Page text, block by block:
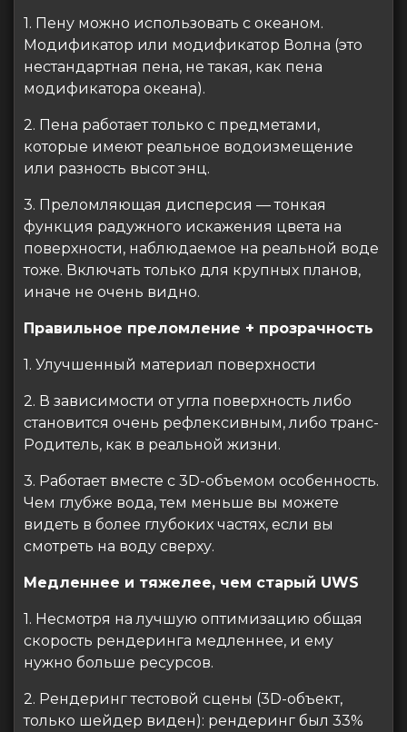
1. Пену можно использовать с океаном.
Модификатор или модификатор Волна (это
нестандартная пена, не такая, как пена
модификатора океана).
2. Пена работает только с предметами,
которые имеют реальное водоизмещение
или разность высот энц.
3. Преломляющая дисперсия — тонкая
функция радужного искажения цвета на
поверхности, наблюдаемое на реальной воде
тоже. Включать только для крупных планов,
иначе не очень видно.
Правильное преломление + прозрачность
1. Улучшенный материал поверхности
2. В зависимости от угла поверхность либо
становится очень рефлексивным, либо транс-
Родитель, как в реальной жизни.
3. Работает вместе с 3D-объемом особенность.
Чем глубже вода, тем меньше вы можете
видеть в более глубоких частях, если вы
смотреть на воду сверху.
Медленнее и тяжелее, чем старый UWS
1. Несмотря на лучшую оптимизацию общая
скорость рендеринга медленнее, и ему
нужно больше ресурсов.
2. Рендеринг тестовой сцены (3D-объект,
только шейдер виден): рендеринг был 33%